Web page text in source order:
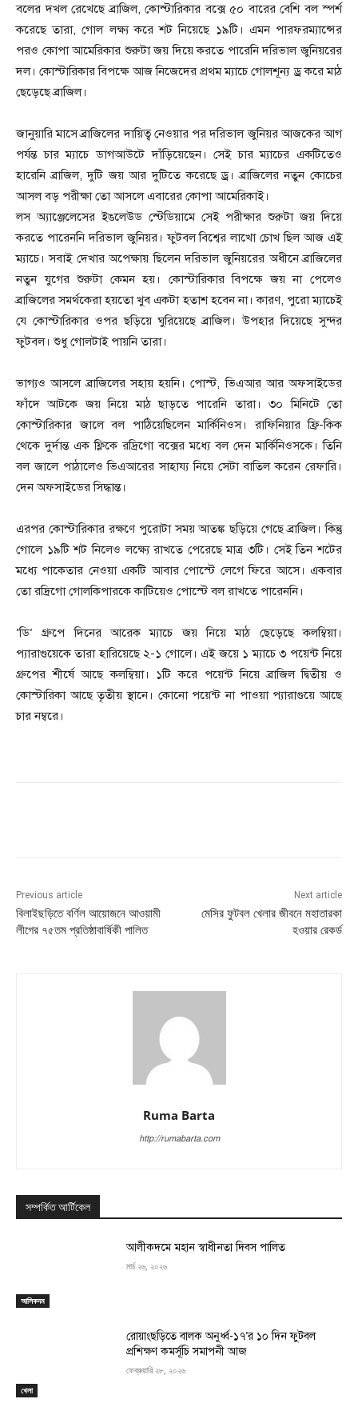
বলের দখল রেখেছে ব্রাজিল, কোস্টারিকার বক্সে ৫০ বারের বেশি বল স্পর্শ
করেছে তারা, গোল লক্ষ্য করে শট নিয়েছে ১৯টি। এমন পারফরম্যান্সের
পরও কোপা আমেরিকার শুরুটা জয় দিয়ে করতে পারেনি দরিভাল জুনিয়রের
দল। কোস্টারিকার বিপক্ষে আজ নিজেদের প্রথম ম্যাচে গোলশূন্য ড্র করে মাঠ
ছেড়েছে ব্রাজিল।
জানুয়ারি মাসে ব্রাজিলের দায়িত্ব নেওয়ার পর দরিভাল জুনিয়র আজকের আগ
পর্যন্ত চার ম্যাচে ডাগআউটে দাঁড়িয়েছেন। সেই চার ম্যাচের একটিতেও
হারেনি ব্রাজিল, দুটি জয় আর দুটিতে করেছে ড্র। ব্রাজিলের নতুন কোচের
আসল বড় পরীক্ষা তো আসলে এবারের কোপা আমেরিকাই।
লস অ্যাঞ্জেলেসের ইঙলেউড স্টেডিয়ামে সেই পরীক্ষার শুরুটা জয় দিয়ে
করতে পারেননি দরিভাল জুনিয়র। ফুটবল বিশ্বের লাখো চোখ ছিল আজ এই
ম্যাচে। সবাই দেখার অপেক্ষায় ছিলেন দরিভাল জুনিয়রের অধীনে ব্রাজিলের
নতুন যুগের শুরুটা কেমন হয়। কোস্টারিকার বিপক্ষে জয় না পেলেও
ব্রাজিলের সমর্থকেরা হয়তো খুব একটা হতাশ হবেন না। কারণ, পুরো ম্যাচেই
যে কোস্টারিকার ওপর ছড়িয়ে ঘুরিয়েছে ব্রাজিল। উপহার দিয়েছে সুন্দর
ফুটবল। শুধু গোলটাই পায়নি তারা।
ভাগ্যও আসলে ব্রাজিলের সহায় হয়নি। পোস্ট, ভিএআর আর অফসাইডের
ফাঁদে আটকে জয় নিয়ে মাঠ ছাড়তে পারেনি তারা। ৩০ মিনিটে তো
কোস্টারিকার জালে বল পাঠিয়েছিলেন মার্কিনিওস। রাফিনিয়ার ফ্রি-কিক
থেকে দুর্দান্ত এক ফ্লিকে রদ্রিগো বক্সের মধ্যে বল দেন মার্কিনিওসকে। তিনি
বল জালে পাঠালেও ভিএআরের সাহায্য নিয়ে সেটা বাতিল করেন রেফারি।
দেন অফসাইডের সিদ্ধান্ত।
এরপর কোস্টারিকার রক্ষণে পুরোটা সময় আতঙ্ক ছড়িয়ে গেছে ব্রাজিল। কিন্তু
গোলে ১৯টি শট নিলেও লক্ষ্যে রাখতে পেরেছে মাত্র ৩টি। সেই তিন শটের
মধ্যে পাকেতার নেওয়া একটি আবার পোস্টে লেগে ফিরে আসে। একবার
তো রদ্রিগো গোলকিপারকে কাটিয়েও পোস্টে বল রাখতে পারেননি।
‘ডি’ গ্রুপে দিনের আরেক ম্যাচে জয় নিয়ে মাঠ ছেড়েছে কলম্বিয়া।
প্যারাগুয়েকে তারা হারিয়েছে ২-১ গোলে। এই জয়ে ১ ম্যাচে ৩ পয়েন্ট নিয়ে
গ্রুপের শীর্ষে আছে কলম্বিয়া। ১টি করে পয়েন্ট নিয়ে ব্রাজিল দ্বিতীয় ও
কোস্টারিকা আছে তৃতীয় স্থানে। কোনো পয়েন্ট না পাওয়া প্যারাগুয়ে আছে
চার নম্বরে।
Previous article
বিলাইছড়িতে বর্ণিল আয়োজনে আওয়ামী
লীগের ৭৫তম প্রতিষ্ঠাবার্ষিকী পালিত
Next article
মেসির ফুটবল খেলার জীবনে মহাতারকা
হওয়ার রেকর্ড
Ruma Barta
http://rumabarta.com
সম্পর্কিত আর্টিকেল
আলিকদম
‎আলীকদমে মহান স্বাধীনতা দিবস পালিত
মার্চ ২৬, ২০২৬
খেলা
রোয়াংছড়িতে বালক অনুর্ধ্ব-১৭’র ১০ দিন ফুটবল
প্রশিক্ষণ কমর্সূচি সমাপনী আজ
ফেব্রুয়ারি ২৮, ২০২৬